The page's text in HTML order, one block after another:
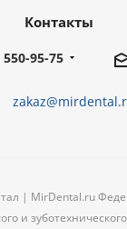
Контакты
95-75
| MirDental.ru
и